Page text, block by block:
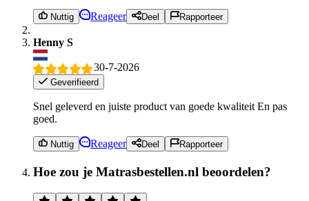
Nuttig Reageer Deel Rapporteer
Henny S
30-7-2026
Geverifieerd
Snel geleverd en juiste product van goede kwaliteit En pas
goed.
Nuttig Reageer Deel Rapporteer
Hoe zou je Matrasbestellen.nl beoordelen?